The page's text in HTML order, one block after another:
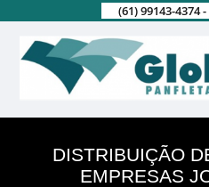
(61) 99143-4374
DISTRIBUIÇÃO
EMPRESAS